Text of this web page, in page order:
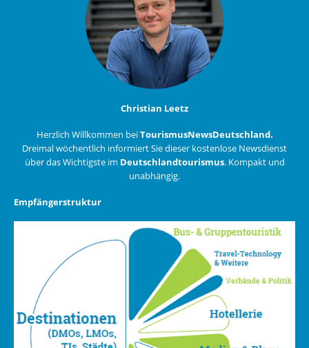
Christian Leetz
Herzlich Willkommen beiTourismusNewsDeutschland.
Dreimal wöchentlich informiert Sie dieser kostenlose Newsdienst
über das Wichtigste im Deutschlandtourismus. Kompakt und
unabhängig.
Empfängerstruktur